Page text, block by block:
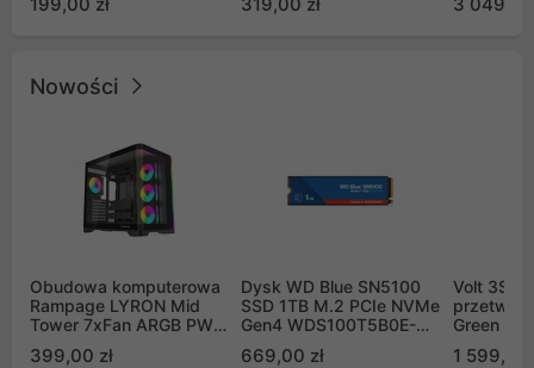
Push Pull (2szt)
GB2050S)
Nowości
Obudowa komputerowa
Rampage LYRON Mid
Tower 7xFan ARGB PWM
399,00 zł
Dysk WD Blue SN5100
SSD 1TB M.2 PCIe NVMe
Gen4 WDS100T5B0E-
669,00 zł
Volt
Green
1 599,00